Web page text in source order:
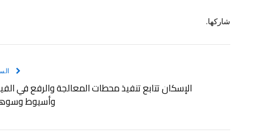
شاركها.
الإسكان تتابع تنفيذ محطات المعالجة والرفع في
وأسيوط